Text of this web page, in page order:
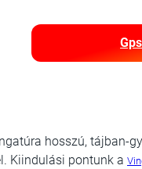
hosszú, tájban-
Kiindulási pontunk a